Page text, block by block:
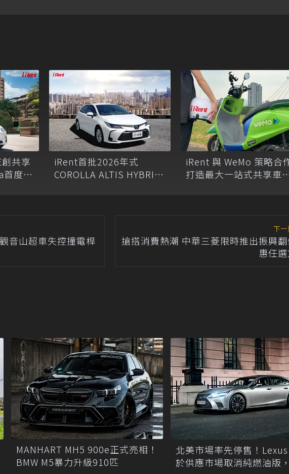
共享
首度上
iRent首批2026年式
COROLLA ALTIS HYBRID
iRent 與 WeMo 策略合
打造最大一站式共享車
音山超車失控撞電桿
下一
搶搭消費熱潮 中華三菱限時推出振興
惠任
MANHART MH5 900e正式亮相！
BMW M5暴力升級910匹
北美市場率先停售！
於供應市場取消純燃油版